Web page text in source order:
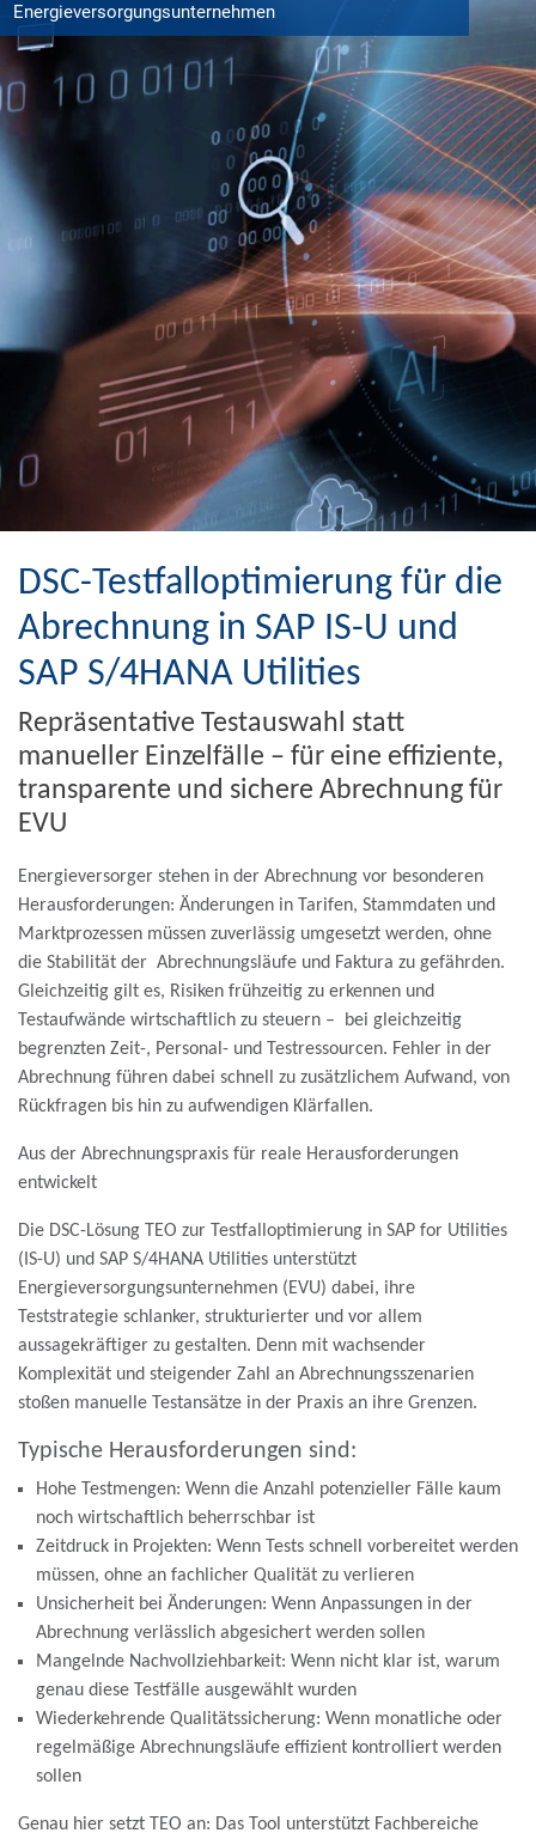
Energieversorgungsunternehmen
DSC-Testfalloptimierung für die
Abrechnung in SAP IS-U und
SAP S/4HANA Utilities
Repräsentative Testauswahl statt
manueller Einzelfälle – für eine effiziente,
transparente und sichere Abrechnung für
EVU
Energieversorger stehen in der Abrechnung vor besonderen
Herausforderungen: Änderungen in Tarifen, Stammdaten und
Marktprozessen müssen zuverlässig umgesetzt werden, ohne
die Stabilität der Abrechnungsläufe und Faktura zu gefährden.
Gleichzeitig gilt es, Risiken frühzeitig zu erkennen und
Testaufwände wirtschaftlich zu steuern – bei gleichzeitig
begrenzten Zeit-, Personal- und Testressourcen. Fehler in der
Abrechnung führen dabei schnell zu zusätzlichem Aufwand, von
Rückfragen bis hin zu aufwendigen Klärfallen.
Aus der Abrechnungspraxis für reale Herausforderungen
entwickelt
Die DSC-Lösung TEO zur Testfalloptimierung in SAP for Utilities
(IS-U) und SAP S/4HANA Utilities unterstützt
Energieversorgungsunternehmen (EVU) dabei, ihre
Teststrategie schlanker, strukturierter und vor allem
aussagekräftiger zu gestalten. Denn mit wachsender
Komplexität und steigender Zahl an Abrechnungsszenarien
stoßen manuelle Testansätze in der Praxis an ihre Grenzen.
Typische Herausforderungen sind:
Hohe Testmengen: Wenn die Anzahl potenzieller Fälle kaum
noch wirtschaftlich beherrschbar ist
Zeitdruck in Projekten: Wenn Tests schnell vorbereitet werden
müssen, ohne an fachlicher Qualität zu verlieren
Unsicherheit bei Änderungen: Wenn Anpassungen in der
Abrechnung verlässlich abgesichert werden sollen
Mangelnde Nachvollziehbarkeit: Wenn nicht klar ist, warum
genau diese Testfälle ausgewählt wurden
Wiederkehrende Qualitätssicherung: Wenn monatliche oder
regelmäßige Abrechnungsläufe effizient kontrolliert werden
sollen
Genau hier setzt TEO an: Das Tool unterstützt Fachbereiche